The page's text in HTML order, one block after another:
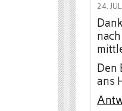
24.
Den
ans